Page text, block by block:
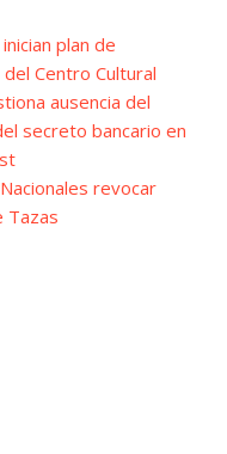
plan de
Centro Cultural
ausencia del
secreto bancario en
revocar
Tazas